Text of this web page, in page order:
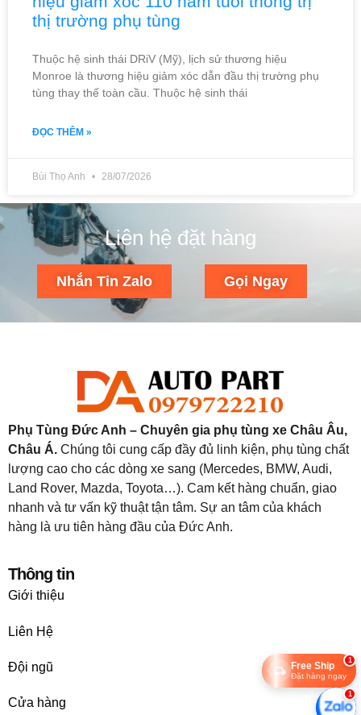
thị trường phụ tùng
Thuộc hệ sinh thái DRiV (Mỹ), lịch sử thương hiệu
Monroe là thương hiệu giảm xóc dẫn đầu thị trường phụ
tùng thay thế toàn cầu. Thuộc hệ sinh thái
ĐỌC THÊM »
Bùi Thọ Anh 28/07/2026
Liên hệ đặt hàng
Nhắn Tin Zalo Gọi Ngay
Phụ Tùng Đức Anh – Chuyên gia phụ tùng xe Châu Âu,
Châu Á. Chúng tôi cung cấp đầy đủ linh kiện, phụ tùng chất
lượng cao cho các dòng xe sang (Mercedes, BMW, Audi,
Land Rover, Mazda, Toyota…). Cam kết hàng chuẩn, giao
nhanh và tư vấn kỹ thuật tận tâm. Sự an tâm của khách
hàng là ưu tiên hàng đầu của Đức Anh.
Thông tin
Giới thiệu
Liên Hệ
Đội ngũ
Cửa hàng
1
Free Ship
Đặt hàng ngay
1